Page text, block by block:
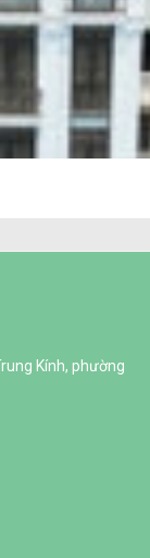
Kính, phường